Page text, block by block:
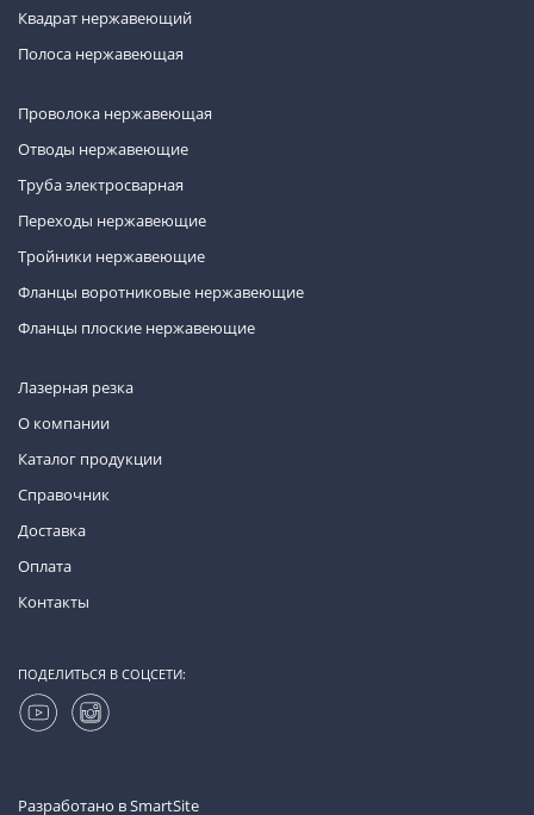
Квадрат нержавеющий
Полоса нержавеющая
Проволока нержавеющая
Отводы нержавеющие
Труба электросварная
Переходы нержавеющие
Тройники нержавеющие
Фланцы воротниковые нержавеющие
Фланцы плоские нержавеющие
Лазерная резка
О компании
Каталог продукции
Справочник
Доставка
Оплата
Контакты
ПОДЕЛИТЬСЯ В СОЦСЕТИ:
Разработано вSmartSite